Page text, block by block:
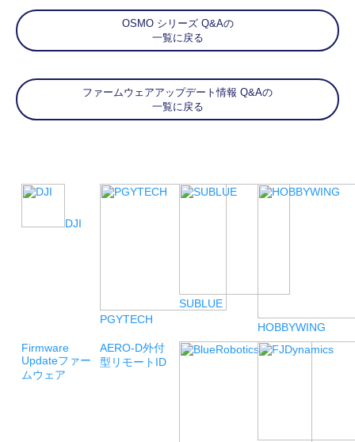
OSMO シリーズ Q&Aの
一覧に戻る
ファームウェアアップデート情報 Q&Aの
一覧に戻る
DJI
PGYTECH
SUBLUE
HOBBYWING
Firmware
Updateファー
ムウェア
AERO-D外付
型リモートID